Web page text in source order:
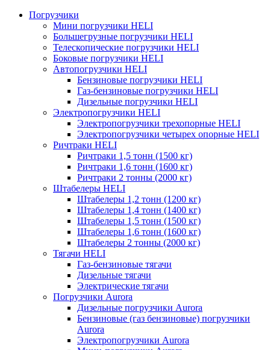
Погрузчики
Мини погрузчики HELI
Большегрузные погрузчики HELI
Телескопические погрузчики HELI
Боковые погрузчики HELI
Автопогрузчики HELI
Бензиновые погрузчики HELI
Газ-бензиновые погрузчики HELI
Дизельные погрузчики HELI
Электропогрузчики HELI
Электропогрузчики трехопорные HELI
Электропогрузчики четырех опорные HELI
Ричтраки HELI
Ричтраки 1,5 тонн (1500 кг)
Ричтраки 1,6 тонн (1600 кг)
Ричтраки 2 тонны (2000 кг)
Штабелеры HELI
Штабелеры 1,2 тонн (1200 кг)
Штабелеры 1,4 тонн (1400 кг)
Штабелеры 1,5 тонн (1500 кг)
Штабелеры 1,6 тонн (1600 кг)
Штабелеры 2 тонны (2000 кг)
Тягачи HELI
Газ-бензиновые тягачи
Дизельные тягачи
Электрические тягачи
Погрузчики Aurora
Дизельные погрузчики Aurora
Бензиновые (газ бензиновые) погрузчики
Aurora
Электропогрузчики Aurora